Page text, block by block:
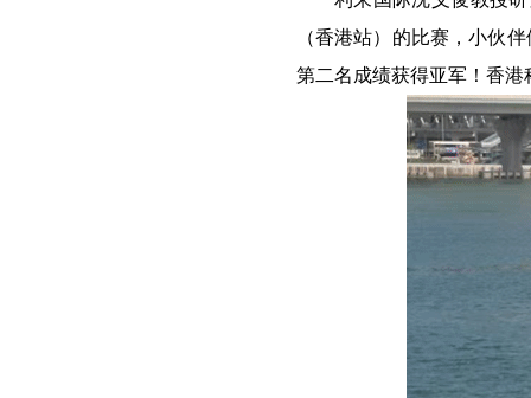
（香港站）的比赛，小伙伴
第二名成绩获得亚军！ 香港